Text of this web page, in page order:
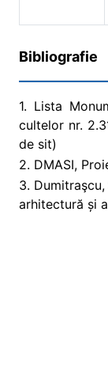
Bibliografie
1. Lista
cultelor nr.
de sit)
2. DMASI,
3.
arhitectură și